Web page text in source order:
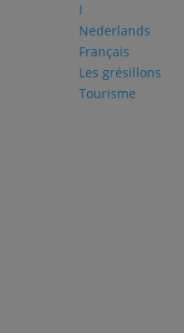
I
Nederlands
Français
Les grésillons
Tourisme